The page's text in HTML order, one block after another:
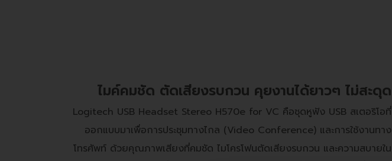
ไมค์คมชัด ตัดเสียงรบกวน คุยงานได้ยาวๆ ไม่สะดุด
Logitech USB Headset Stereo H570e for VC คือชุดหูฟัง USB สเตอริโอที่
ออกแบบมาเพื่อการประชุมทางไกล (Video Conference) และการใช้งานทาง
โทรศัพท์ ด้วยคุณภาพเสียงที่คมชัด ไมโครโฟนตัดเสียงรบกวน และความสบายใน